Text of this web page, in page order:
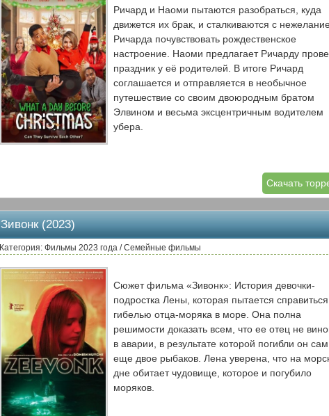
Ричард и Наоми пытаются разобраться, куда
движется их брак, и сталкиваются с
Ричарда почувствовать рождественское
настроение. Наоми предлагает Ричарду
праздник у её родителей. В итоге Ричард
соглашается и отправляется в необычное
путешествие со своим двоюродным братом
Элвином и весьма эксцентричным водителем
убера.
Скачать
Зивонк (2023)
Категория: Фильмы 2023 года / Семейные фильмы
Сюжет фильма «Зивонк»: История девочки-
подростка Лены, которая пытается
гибелью отца-моряка в море. Она полна
решимости доказать всем, что ее отец не
в аварии, в результате которой погибли он
еще двое рыбаков. Лена уверена, что на
дне обитает чудовище, которое и погубило
моряков.